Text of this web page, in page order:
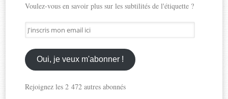
Voulez-vous en savoir plus sur les subtilités de l'étiquette ?
J'inscris
mon
email
ici
Oui, je veux m'abonner !
Rejoignez les 2 472 autres abonnés